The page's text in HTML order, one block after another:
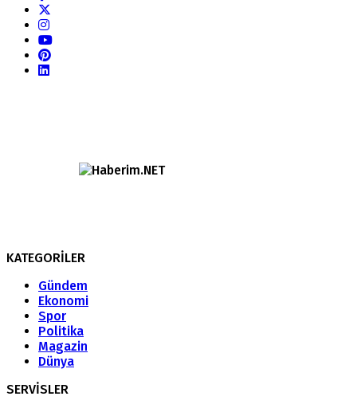
KATEGORİLER
Gündem
Ekonomi
Spor
Politika
Magazin
Dünya
SERVİSLER